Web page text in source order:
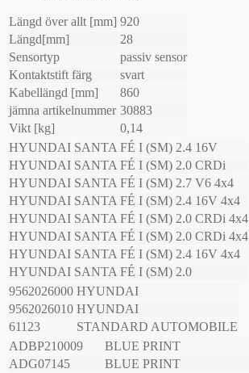
Längd över allt [mm] 920
Längd[mm]
28
Sensortyp
passiv sensor
Kontaktstift färg
svart
Kabellängd [mm]
860
jämna artikelnummer 30883
Vikt [kg]
0,14
HYUNDAI SANTA FÉ I (SM) 2.4 16V
HYUNDAI SANTA FÉ I (SM) 2.0 CRDi
HYUNDAI SANTA FÉ I (SM) 2.7 V6 4x4
HYUNDAI SANTA FÉ I (SM) 2.4 16V 4x4
HYUNDAI SANTA FÉ I (SM) 2.0 CRDi 4x4
HYUNDAI SANTA FÉ I (SM) 2.0 CRDi 4x4
HYUNDAI SANTA FÉ I (SM) 2.4 16V 4x4
HYUNDAI SANTA FÉ I (SM) 2.0
9562026000 HYUNDAI
9562026010 HYUNDAI
61123
STANDARD AUTOMOBILE
ADBP210009
BLUE PRINT
ADG07145
BLUE PRINT